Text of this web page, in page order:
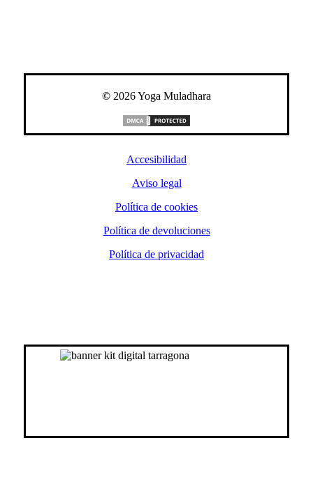
© 2026Yoga Muladhara
Accesibilidad
Aviso legal
Política de cookies
Política de devoluciones
Política de privacidad